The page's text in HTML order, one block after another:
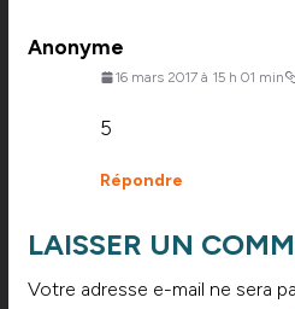
Anonyme
16 mars 2017 à 15 h 01 min
5
Répondre
LAISSER UN
Votre adresse e-mail ne sera